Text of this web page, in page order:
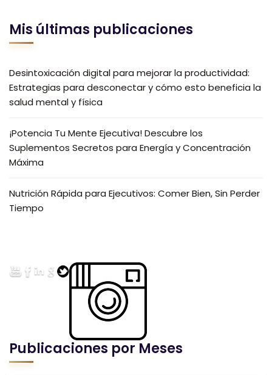
Mis últimas publicaciones
Desintoxicación digital para mejorar la productividad:
Estrategias para desconectar y cómo esto beneficia la
salud mental y física
¡Potencia Tu Mente Ejecutiva! Descubre los
Suplementos Secretos para Energía y Concentración
Máxima
Nutrición Rápida para Ejecutivos: Comer Bien, Sin Perder
Tiempo
Publicaciones por Meses